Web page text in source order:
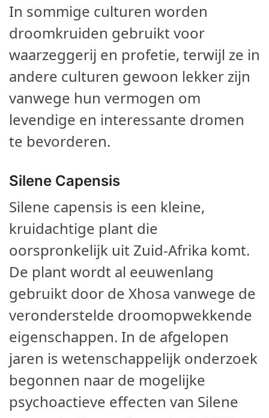
In sommige culturen worden
droomkruiden gebruikt voor
waarzeggerij en profetie, terwijl ze in
andere culturen gewoon lekker zijn
vanwege hun vermogen om
levendige en interessante dromen
te bevorderen.
Silene Capensis
Silene capensis is een kleine,
kruidachtige plant die
oorspronkelijk uit Zuid-Afrika komt.
De plant wordt al eeuwenlang
gebruikt door de Xhosa vanwege de
veronderstelde droomopwekkende
eigenschappen. In de afgelopen
jaren is wetenschappelijk onderzoek
begonnen naar de mogelijke
psychoactieve effecten van Silene